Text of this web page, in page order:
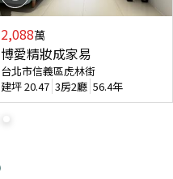
2,088萬
博愛精妝成家易
台北市信義區虎林街
建坪20.47 3房2廳 56.4年